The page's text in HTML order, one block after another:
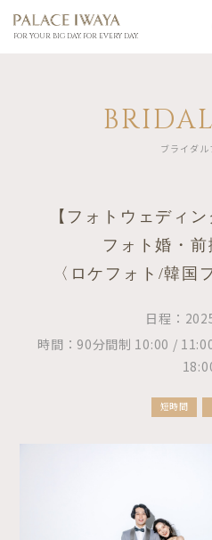
FOR YOUR BIG DAY. FOR EVERY DAY.
ブライダル
【フォトウェディ
フォト婚・
〈ロケフォト/韓国
日程：
時間：90分間制 10:00 /
短時間